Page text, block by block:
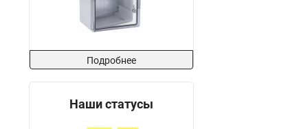
Подробнее
Наши статусы